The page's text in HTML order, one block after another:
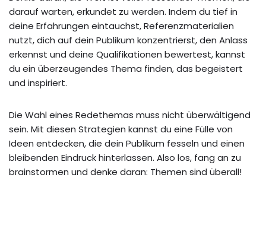
darauf warten, erkundet zu werden. Indem du tief in
deine Erfahrungen eintauchst, Referenzmaterialien
nutzt, dich auf dein Publikum konzentrierst, den Anlass
erkennst und deine Qualifikationen bewertest, kannst
du ein überzeugendes Thema finden, das begeistert
und inspiriert.
Die Wahl eines Redethemas muss nicht überwältigend
sein. Mit diesen Strategien kannst du eine Fülle von
Ideen entdecken, die dein Publikum fesseln und einen
bleibenden Eindruck hinterlassen. Also los, fang an zu
brainstormen und denke daran: Themen sind überall!